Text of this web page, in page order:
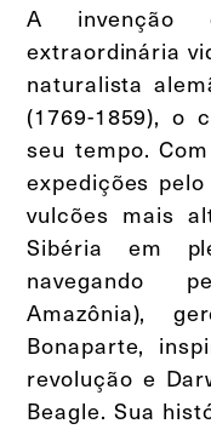
A invenção
extraordinária
naturalista
(1769-1859), o
seu tempo.
expedições
vulcões mais
Sibéria em
navegando
Amazônia),
Bonaparte,
revolução e
Beagle. Sua